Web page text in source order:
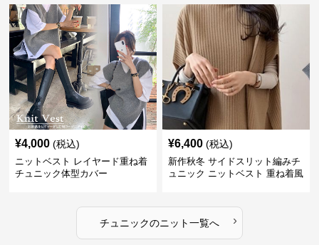
¥4,000 (税込)
ニットベスト レイヤード重ね着
チュニック体型カバー
¥6,400 (税込)
新作秋冬 サイドスリット編みチ
ュニック ニットベスト 重ね着風
チュニックのニット一覧へ ›